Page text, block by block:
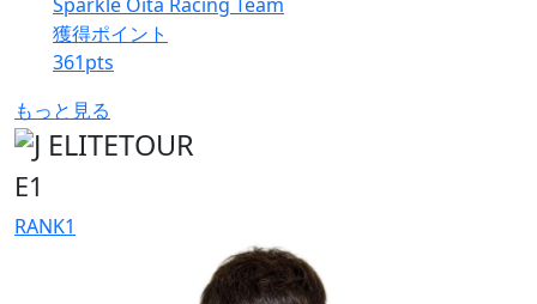
獲得ポイント
361pts
もっと見る
E1
RANK1